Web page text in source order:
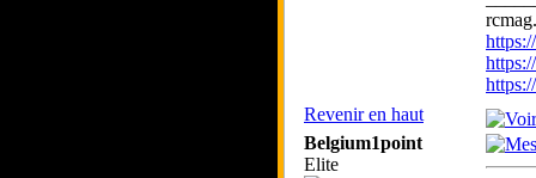
Revenir en haut
Belgium1point
Elite